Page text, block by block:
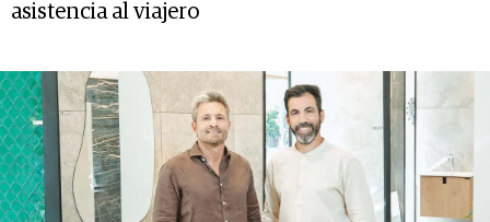
asistencia al viajero